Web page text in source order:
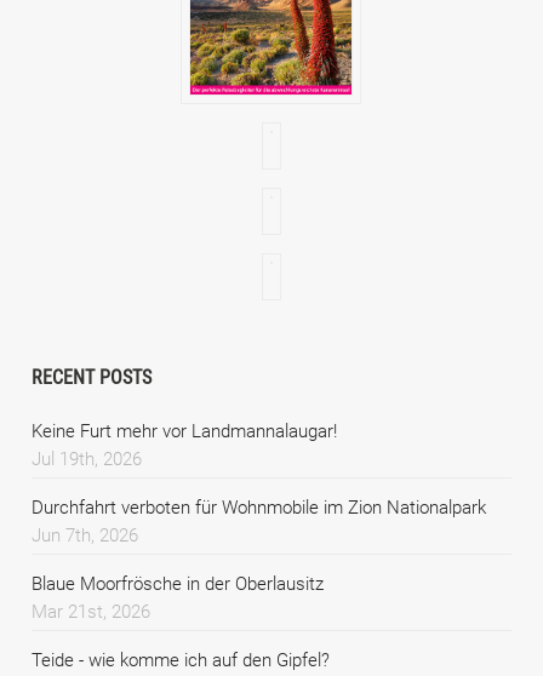
RECENT POSTS
Keine Furt mehr vor Landmannalaugar!
Jul 19th, 2026
Durchfahrt verboten für Wohnmobile im Zion Nationalpark
Jun 7th, 2026
Blaue Moorfrösche in der Oberlausitz
Mar 21st, 2026
Teide - wie komme ich auf den Gipfel?